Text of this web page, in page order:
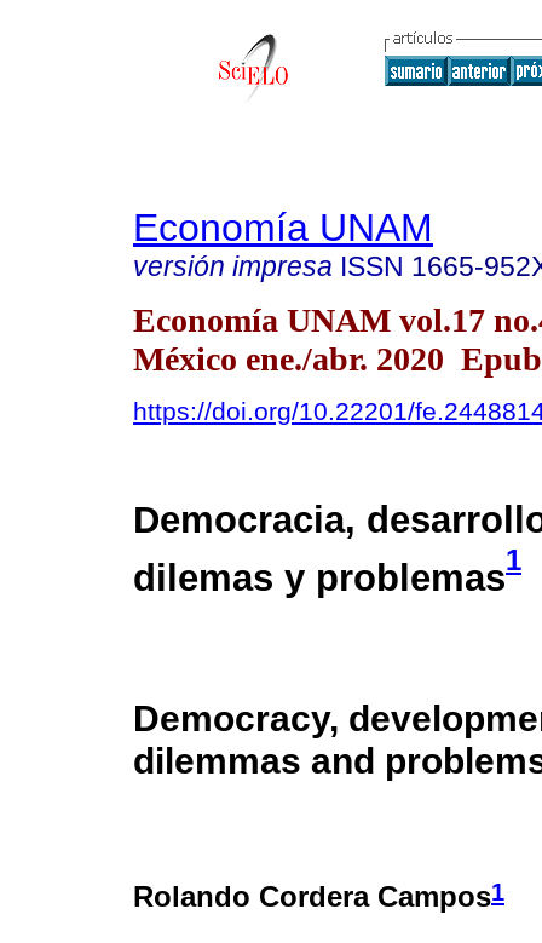
Economía UNAM
versión impresa ISSN 1665-
Economía UNAM vol.17
México ene./abr. 2020
https://doi.org/10.22201/
Democracia,
dilemas y problemas1
Democracy,
dilemmas and
Rolando Cordera Campos1